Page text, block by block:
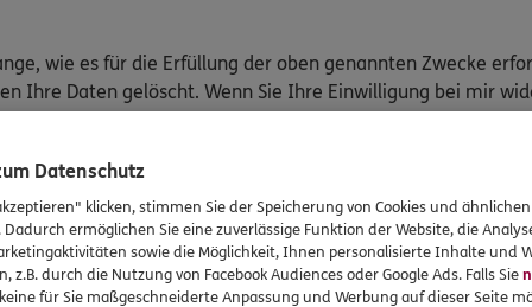
wie es für die Erfüllung der oben genannten Zwecke
Ihre Daten gelöscht. Wenn Sie Ihre Einwilligung bei mir
personenbezogenen Interessentendaten zu
Ablauf von sechs Monaten, es sei denn, Sie kontaktieren
Agentur betreut werden, verarbeite ich neben den
Datenschutz
klicken, stimmen Sie der Speicherung von Cookies und
ermöglichen Sie eine zuverlässige Funktion der Website, die
sowie die Möglichkeit, Ihnen personalisierte Inhalte und
z.B. durch die Nutzung von Facebook Audiences oder Google Ads. Falls Sie
für Sie maßgeschneiderte Anpassung und Werbung auf dieser Seite